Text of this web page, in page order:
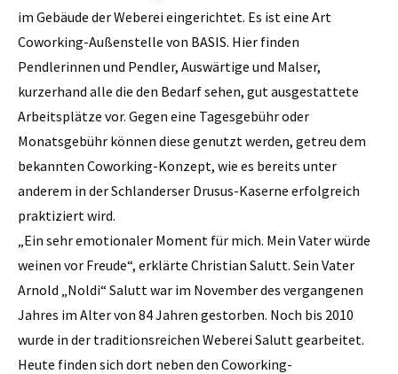
im Gebäude der Weberei eingerichtet. Es ist eine Art
Coworking-Außenstelle von BASIS. Hier finden
Pendlerinnen und Pendler, Auswärtige und Malser,
kurzerhand alle die den Bedarf sehen, gut ausgestattete
Arbeitsplätze vor. Gegen eine Tagesgebühr oder
Monatsgebühr können diese genutzt werden, getreu dem
bekannten Coworking-Konzept, wie es bereits unter
anderem in der Schlanderser Drusus-Kaserne erfolgreich
praktiziert wird.
„Ein sehr emotionaler Moment für mich. Mein Vater würde
weinen vor Freude“, erklärte Christian Salutt. Sein Vater
Arnold „Noldi“ Salutt war im November des vergangenen
Jahres im Alter von 84 Jahren gestorben. Noch bis 2010
wurde in der traditionsreichen Weberei Salutt gearbeitet.
Heute finden sich dort neben den Coworking-